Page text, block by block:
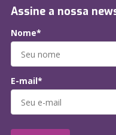
Assine a nossa
Nome*
E-mail*